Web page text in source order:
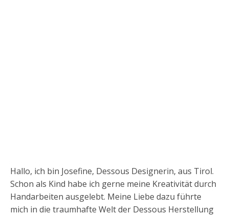
Hallo, ich bin Josefine, Dessous Designerin, aus Tirol.
Schon als Kind habe ich gerne meine Kreativität durch
Handarbeiten ausgelebt. Meine Liebe dazu führte
mich in die traumhafte Welt der Dessous Herstellung